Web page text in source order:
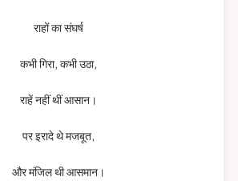
राहों का संघर्ष
कभी गिरा, कभी उठा,
राहें नहीं थीं आसान।
पर इरादे थे मजबूत,
और मंजिल थी आसमान।